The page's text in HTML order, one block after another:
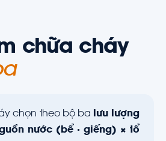
chữa cháy
chọn theo bộ ba
lưu lượng
nước (bể · giếng) × tổ